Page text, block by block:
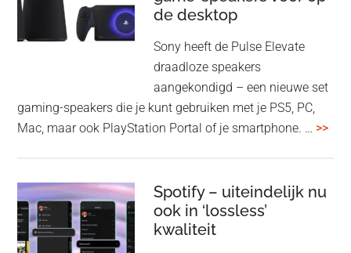
de desktop
Sony heeft de Pulse Elevate
draadloze speakers
aangekondigd – een nieuwe set
gaming-speakers die je kunt gebruiken met je PS5, PC,
Mac, maar ook PlayStation Portal of je smartphone. … >>
Spotify – uiteindelijk nu
ook in ‘lossless’
kwaliteit